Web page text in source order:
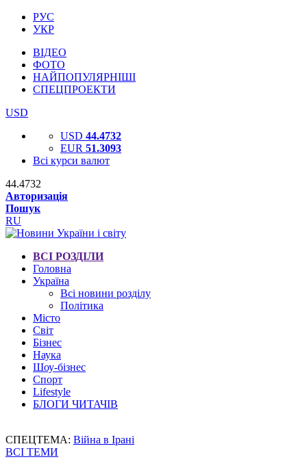
РУС
УКР
ВІДЕО
ФОТО
НАЙПОПУЛЯРНІШІ
СПЕЦПРОЕКТИ
USD
USD 44.4732
EUR 51.3093
Всі курси валют
44.4732
Авторизація
Пошук
RU
ВСІ РОЗДІЛИ
Головна
Україна
Всі новини розділу
Політика
Місто
Світ
Бізнес
Наука
Шоу-бізнес
Спорт
Lifestyle
БЛОГИ ЧИТАЧІВ
СПЕЦТЕМА: Війна в Ірані
ВСІ ТЕМИ